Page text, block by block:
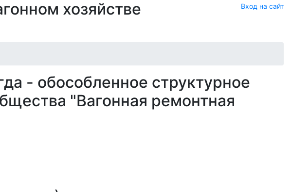
хозяйстве Вход на сайт
- обособленное структурное
"Вагонная ремонтная